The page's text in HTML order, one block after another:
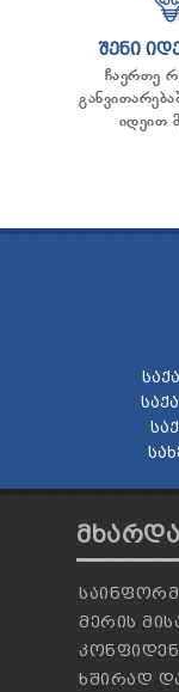
ᲨᲔᲜᲘ
ჩაერთე
იდეით
ᲛᲔᲠᲘᲡ
ᲮᲨᲘᲠᲐᲓ